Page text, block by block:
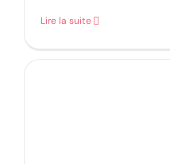
Lire la suite